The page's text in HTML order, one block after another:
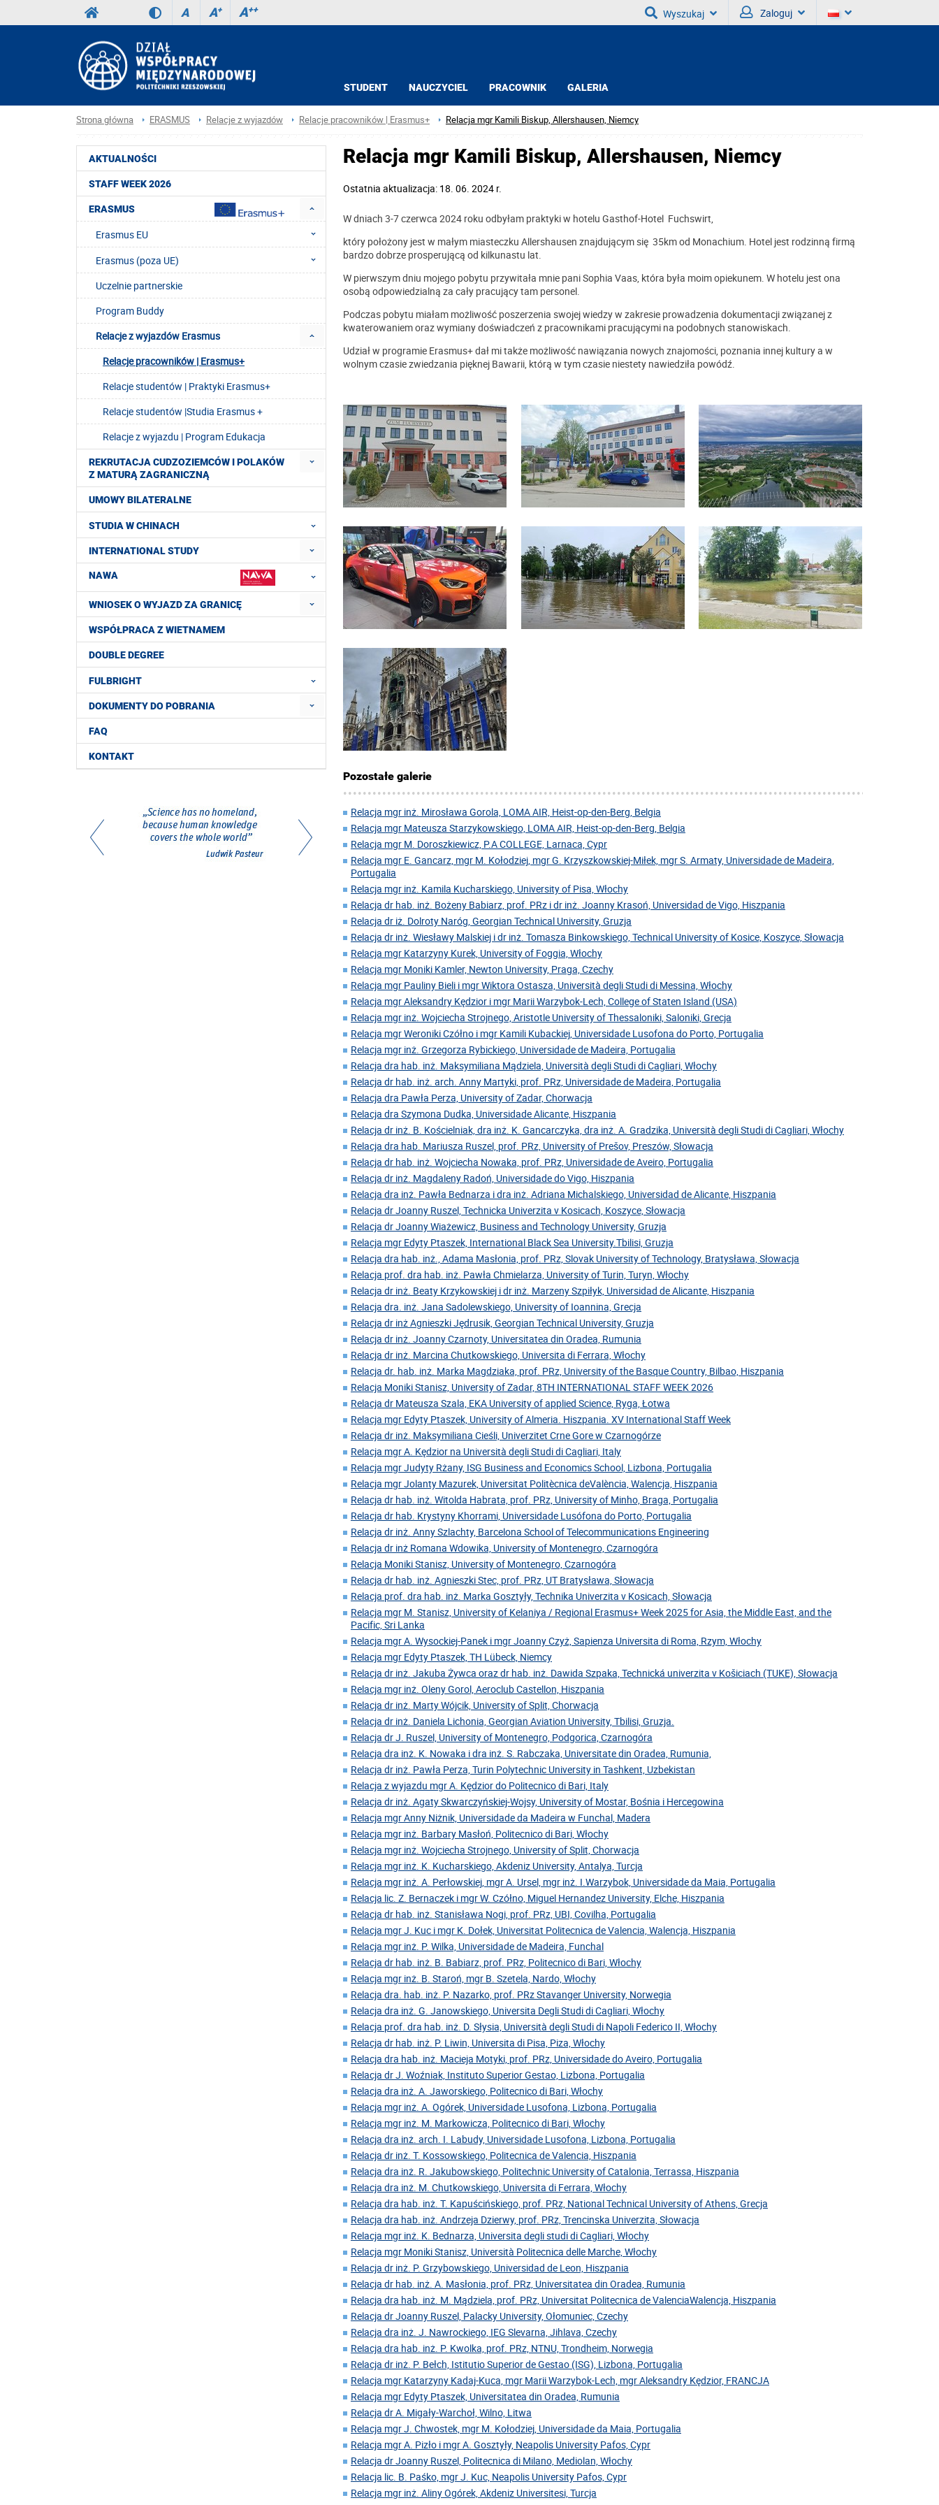
A A+ A++ Wyszukaj Zaloguj
STUDENT NAUCZYCIEL PRACOWNIK GALERIA
Strona główna ERASMUS Relacje z wyjazdów Relacje pracowników | Erasmus+ Relacja mgr Kamili Biskup, Allershausen, Niemcy
AKTUALNOŚCI
STAFF WEEK 2026
ERASMUS
Erasmus EU
Erasmus (poza UE)
Uczelnie partnerskie
Program Buddy
Relacje z wyjazdów Erasmus
Relacje pracowników | Erasmus+
Relacje studentów | Praktyki Erasmus+
Relacje studentów |Studia Erasmus +
Relacje z wyjazdu | Program Edukacja
REKRUTACJA CUDZOZIEMCÓW I POLAKÓW
Z MATURĄ ZAGRANICZNĄ
UMOWY BILATERALNE
STUDIA W CHINACH
INTERNATIONAL STUDY
NAWA
WNIOSEK O WYJAZD ZA GRANICĘ
WSPÓŁPRACA Z WIETNAMEM
DOUBLE DEGREE
FULBRIGHT
DOKUMENTY DO POBRANIA
FAQ
KONTAKT
Relacja mgr Kamili Biskup, Allershausen, Niemcy
Ostatnia aktualizacja: 18. 06. 2024 r.
W dniach 3-7 czerwca 2024 roku odbyłam praktyki w hotelu Gasthof-Hotel Fuchswirt,
który położony jest w małym miasteczku Allershausen znajdującym się 35km od Monachium. Hotel jest rodzinną firmą
bardzo dobrze prosperującą od kilkunastu lat.
W pierwszym dniu mojego pobytu przywitała mnie pani Sophia Vaas, która była moim opiekunem. W hotelu jest ona
osobą odpowiedzialną za cały pracujący tam personel.
Podczas pobytu miałam możliwość poszerzenia swojej wiedzy w zakresie prowadzenia dokumentacji związanej z
kwaterowaniem oraz wymiany doświadczeń z pracownikami pracującymi na podobnych stanowiskach.
Udział w programie Erasmus+ dał mi także możliwość nawiązania nowych znajomości, poznania innej kultury a w
wolnym czasie zwiedzania pięknej Bawarii, którą w tym czasie niestety nawiedziła powódź.
Pozostałe galerie
Relacja mgr inż. Mirosława Gorola, LOMA AIR, Heist-op-den-Berg, Belgia
Relacja mgr Mateusza Starzykowskiego, LOMA AIR, Heist-op-den-Berg, Belgia
Relacja mgr M. Doroszkiewicz, P.A COLLEGE, Larnaca, Cypr
Relacja mgr E. Gancarz, mgr M. Kołodziej, mgr G. Krzyszkowskiej-Miłek, mgr S. Armaty, Universidade de Madeira,
Portugalia
Relacja mgr inż. Kamila Kucharskiego, University of Pisa, Włochy
Relacja dr hab. inż. Bożeny Babiarz, prof. PRz i dr inż. Joanny Krasoń, Universidad de Vigo, Hiszpania
Relacja dr iż. Dolroty Naróg, Georgian Technical University, Gruzja
Relacja dr inż. Wiesławy Malskiej i dr inż. Tomasza Binkowskiego, Technical University of Kosice, Koszyce, Słowacja
Relacja mgr Katarzyny Kurek, University of Foggia, Włochy
Relacja mgr Moniki Kamler, Newton University, Praga, Czechy
Relacja mgr Pauliny Bieli i mgr Wiktora Ostasza, Università degli Studi di Messina, Włochy
Relacja mgr Aleksandry Kędzior i mgr Marii Warzybok-Lech, College of Staten Island (USA)
Relacja mgr inż. Wojciecha Strojnego, Aristotle University of Thessaloniki, Saloniki, Grecja
Relacja mgr Weroniki Czółno i mgr Kamili Kubackiej, Universidade Lusofona do Porto, Portugalia
Relacja mgr inż. Grzegorza Rybickiego, Universidade de Madeira, Portugalia
Relacja dra hab. inż. Maksymiliana Mądziela, Università degli Studi di Cagliari, Włochy
Relacja dr hab. inż. arch. Anny Martyki, prof. PRz, Universidade de Madeira, Portugalia
Relacja dra Pawła Perza, University of Zadar, Chorwacja
Relacja dra Szymona Dudka, Universidade Alicante, Hiszpania
Relacja dr inż. B. Kościelniak, dra inż. K. Gancarczyka, dra inż. A. Gradzika, Università degli Studi di Cagliari, Włochy
Relacja dra hab. Mariusza Ruszel, prof. PRz, University of Prešov, Preszów, Słowacja
Relacja dr hab. inż. Wojciecha Nowaka, prof. PRz, Universidade de Aveiro, Portugalia
Relacja dr inż. Magdaleny Radoń, Universidade do Vigo, Hiszpania
Relacja dra inż. Pawła Bednarza i dra inż. Adriana Michalskiego, Universidad de Alicante, Hiszpania
Relacja dr Joanny Ruszel, Technicka Univerzita v Kosicach, Koszyce, Słowacja
Relacja dr Joanny Wiażewicz, Business and Technology University, Gruzja
Relacja mgr Edyty Ptaszek, International Black Sea University.Tbilisi, Gruzja
Relacja dra hab. inż., Adama Masłonia, prof. PRz, Slovak University of Technology, Bratysława, Słowacja
Relacja prof. dra hab. inż. Pawła Chmielarza, University of Turin, Turyn, Włochy
Relacja dr inż. Beaty Krzykowskiej i dr inż. Marzeny Szpiłyk, Universidad de Alicante, Hiszpania
Relacja dra. inż. Jana Sadolewskiego, University of Ioannina, Grecja
Relacja dr inż Agnieszki Jędrusik, Georgian Technical University, Gruzja
Relacja dr inż. Joanny Czarnoty, Universitatea din Oradea, Rumunia
Relacja dr inż. Marcina Chutkowskiego, Universita di Ferrara, Włochy
Relacja dr. hab. inż. Marka Magdziaka, prof. PRz, University of the Basque Country, Bilbao, Hiszpania
Relacja Moniki Stanisz, University of Zadar, 8TH INTERNATIONAL STAFF WEEK 2026
Relacja dr Mateusza Szala, EKA University of applied Science, Ryga, Łotwa
Relacja mgr Edyty Ptaszek, University of Almeria. Hiszpania. XV International Staff Week
Relacja dr inż. Maksymiliana Cieśli, Univerzitet Crne Gore w Czarnogórze
Relacja mgr A. Kędzior na Università degli Studi di Cagliari, Italy
Relacja mgr Judyty Rżany, ISG Business and Economics School, Lizbona, Portugalia
Relacja mgr Jolanty Mazurek, Universitat Politècnica deValència, Walencja, Hiszpania
Relacja dr hab. inż. Witolda Habrata, prof. PRz, University of Minho, Braga, Portugalia
Relacja dr hab. Krystyny Khorrami, Universidade Lusófona do Porto, Portugalia
Relacja dr inż. Anny Szlachty, Barcelona School of Telecommunications Engineering
Relacja dr inż Romana Wdowika, University of Montenegro, Czarnogóra
Relacja Moniki Stanisz, University of Montenegro, Czarnogóra
Relacja dr hab. inż. Agnieszki Stec, prof. PRz, UT Bratysława, Słowacja
Relacja prof. dra hab. inż. Marka Gosztyły, Technika Univerzita v Kosicach, Słowacja
Relacja mgr M. Stanisz, University of Kelaniya / Regional Erasmus+ Week 2025 for Asia, the Middle East, and the
Pacific, Sri Lanka
Relacja mgr A. Wysockiej-Panek i mgr Joanny Czyż, Sapienza Universita di Roma, Rzym, Włochy
Relacja mgr Edyty Ptaszek, TH Lübeck, Niemcy
Relacja dr inż. Jakuba Żywca oraz dr hab. inż. Dawida Szpaka, Technická univerzita v Košiciach (TUKE), Słowacja
Relacja mgr inż. Oleny Gorol, Aeroclub Castellon, Hiszpania
Relacja dr inż. Marty Wójcik, University of Split, Chorwacja
Relacja dr inż. Daniela Lichonia, Georgian Aviation University, Tbilisi, Gruzja.
Relacja dr J. Ruszel, University of Montenegro, Podgorica, Czarnogóra
Relacja dra inż. K. Nowaka i dra inż. S. Rabczaka, Universitate din Oradea, Rumunia,
Relacja dr inż. Pawła Perza, Turin Polytechnic University in Tashkent, Uzbekistan
Relacja z wyjazdu mgr A. Kędzior do Politecnico di Bari, Italy
Relacja dr inż. Agaty Skwarczyńskiej-Wojsy, University of Mostar, Bośnia i Hercegowina
Relacja mgr Anny Niżnik, Universidade da Madeira w Funchal, Madera
Relacja mgr inż. Barbary Masłoń, Politecnico di Bari, Włochy
Relacja mgr inż. Wojciecha Strojnego, University of Split, Chorwacja
Relacja mgr inż. K. Kucharskiego, Akdeniz University, Antalya, Turcja
Relacja mgr inż. A. Perłowskiej, mgr A. Ursel, mgr inż. I.Warzybok, Universidade da Maia, Portugalia
Relacja lic. Z. Bernaczek i mgr W. Czółno, Miguel Hernandez University, Elche, Hiszpania
Relacja dr hab. inż. Stanisława Nogi, prof. PRz, UBI, Covilha, Portugalia
Relacja mgr J. Kuc i mgr K. Dołek, Universitat Politecnica de Valencia, Walencja, Hiszpania
Relacja mgr inż. P. Wilka, Universidade de Madeira, Funchal
Relacja dr hab. inż. B. Babiarz, prof. PRz, Politecnico di Bari, Włochy
Relacja mgr inż. B. Staroń, mgr B. Szetela, Nardo, Włochy
Relacja dra. hab. inż. P. Nazarko, prof. PRz Stavanger University, Norwegia
Relacja dra inż. G. Janowskiego, Universita Degli Studi di Cagliari, Włochy
Relacja prof. dra hab. inż. D. Słysia, Università degli Studi di Napoli Federico II, Włochy
Relacja dr hab. inż. P. Liwin, Universita di Pisa, Piza, Włochy
Relacja dra hab. inż. Macieja Motyki, prof. PRz, Universidade do Aveiro, Portugalia
Relacja dr J. Woźniak, Instituto Superior Gestao, Lizbona, Portugalia
Relacja dra inż. A. Jaworskiego, Politecnico di Bari, Włochy
Relacja mgr inż. A. Ogórek, Universidade Lusofona, Lizbona, Portugalia
Relacja mgr inż. M. Markowicza, Politecnico di Bari, Włochy
Relacja dra inż. arch. I. Labudy, Universidade Lusofona, Lizbona, Portugalia
Relacja dr inż. T. Kossowskiego, Politecnica de Valencia, Hiszpania
Relacja dra inż. R. Jakubowskiego, Politechnic University of Catalonia, Terrassa, Hiszpania
Relacja dra inż. M. Chutkowskiego, Universita di Ferrara, Włochy
Relacja dra hab. inż. T. Kapuścińskiego, prof. PRz, National Technical University of Athens, Grecja
Relacja dra hab. inż. Andrzeja Dzierwy, prof. PRz, Trencinska Univerzita, Słowacja
Relacja mgr inż. K. Bednarza, Universita degli studi di Cagliari, Włochy
Relacja mgr Moniki Stanisz, Università Politecnica delle Marche, Włochy
Relacja dr inż. P. Grzybowskiego, Universidad de Leon, Hiszpania
Relacja dr hab. inż. A. Masłonia, prof. PRz, Universitatea din Oradea, Rumunia
Relacja dra hab. inż. M. Mądziela, prof. PRz, Universitat Politecnica de ValenciaWalencja, Hiszpania
Relacja dr Joanny Ruszel, Palacky University, Ołomuniec, Czechy
Relacja dra inż. J. Nawrockiego, IEG Slevarna, Jihlava, Czechy
Relacja dra hab. inż. P. Kwolka, prof. PRz, NTNU, Trondheim, Norwegia
Relacja dr inż. P. Bełch, Istitutio Superior de Gestao (ISG), Lizbona, Portugalia
Relacja mgr Katarzyny Kadaj-Kuca, mgr Marii Warzybok-Lech, mgr Aleksandry Kędzior, FRANCJA
Relacja mgr Edyty Ptaszek, Universitatea din Oradea, Rumunia
Relacja dr A. Migały-Warchoł, Wilno, Litwa
Relacja mgr J. Chwostek, mgr M. Kołodziej, Universidade da Maia, Portugalia
Relacja mgr A. Pizło i mgr A. Gosztyły, Neapolis University Pafos, Cypr
Relacja dr Joanny Ruszel, Politecnica di Milano, Mediolan, Włochy
Relacja lic. B. Paśko, mgr J. Kuc, Neapolis University Pafos, Cypr
Relacja mgr inż. Aliny Ogórek, Akdeniz Universitesi, Turcja